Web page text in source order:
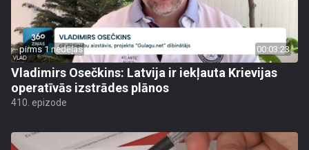
pirms 1 nedēļas 00:03:23
Vladimirs Osečkins: Latvija ir iekļauta Krievijas
operatīvās izstrādes plānos
410. epizode